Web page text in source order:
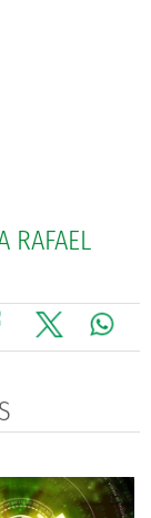
RAFAEL